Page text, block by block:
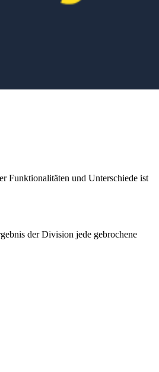
Funktionalitäten und Unterschiede ist
der Division jede gebrochene